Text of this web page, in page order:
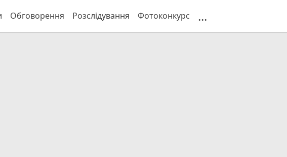
Обговорення Розслідування Фотоконкурс ...